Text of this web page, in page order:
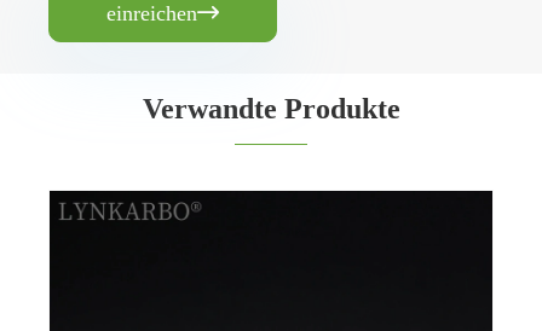
einreichen
Verwandte Produkte